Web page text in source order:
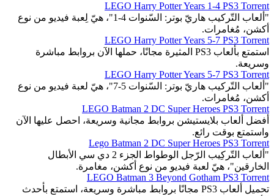
LEGO Harry Potter Years 1-4 PS3 Torrent
"ألعاب التّركيب هاريّ بوتر: السّنوات 4-1"، هيّ لِعبة فيديو من نوع
أكشن، مُغامرات.
LEGO Harry Potter Years 5-7 PS3 Torrent
استمتع بألعاب PS3 المثيرة مجانًا، حملها الآن بروابط مباشرة
وسريعة.
LEGO Harry Potter Years 5-7 PS3 Torrent
"ألعاب التّركيب هاريّ بوتر: السّنوات 5-7"، هيّ لعبة فيديو من نوع
أكشن، مُغامرات.
LEGO Batman 2 DC Super Heroes PS3 Torrent
أفضل ألعاب بلايستيشن بروابط مجانية وسريعة، احصل عليها الآن
واستمتع بوقت رائع.
Lego Batman 2 DC Super Heroes PS3 Torrent
"ألعاب التّركِيب الرّجل الوطواط الجزء 2 دي سي الأبطال
الخارقين"، هيّ لعبة فيديو من نوع أكشن، مغامرة.
LEGO Batman 3 Beyond Gotham PS3 Torrent
تحميل ألعاب PS3 مجانًا بروابط مباشرة وسريعة، استمتع بأحدث